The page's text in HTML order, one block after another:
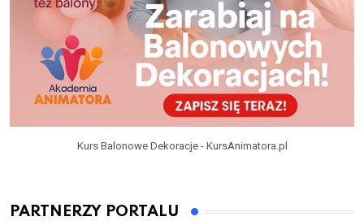
Kurs Balonowe Dekoracje - KursAnimatora.pl
PARTNERZY PORTALU